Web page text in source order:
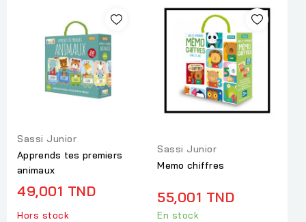
Sassi Junior
Apprends tes premiers
animaux
49,001 TND
Hors stock
Sassi Junior
Memo chiffres
55,001 TND
En stock